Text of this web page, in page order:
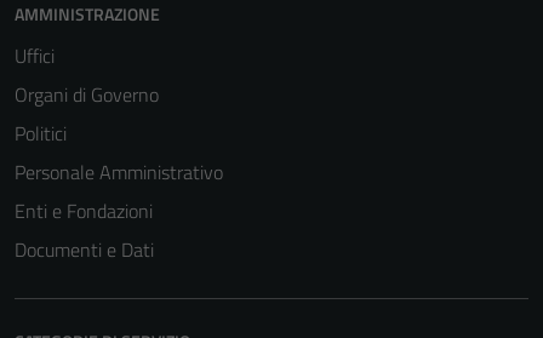
AMMINISTRAZIONE
Uffici
Organi di Governo
Politici
Personale Amministrativo
Enti e Fondazioni
Documenti e Dati